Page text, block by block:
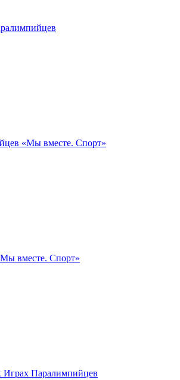
«Мы вместе. Спорт»
вместе. Спорт»
Играх Паралимпийцев